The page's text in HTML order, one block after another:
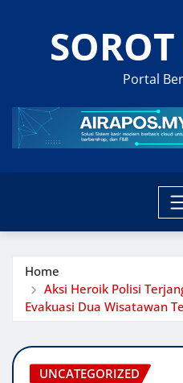
Portal
Home
Aksi Heroik Polisi
Evakuasi Dua Wisatawan
UNCATEGORIZED